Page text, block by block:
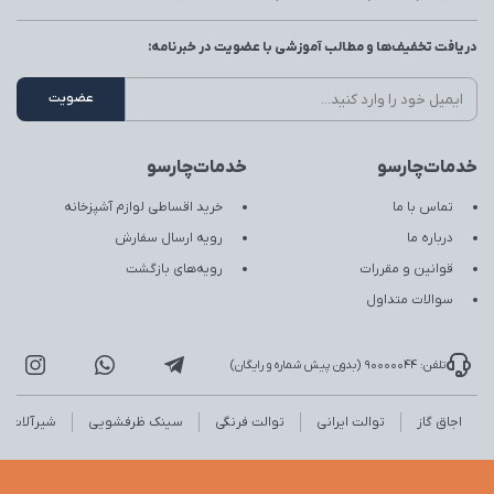
خدمات‌چارسو
تماس با ما
درباره ما
قوانین و مقررات
سوالات متداول
خدمات‌چارسو
خرید اقساطی لوازم آشپزخانه
رویه ارسال سفارش
رویه‌های بازگشت
دریافت تخفیف‌ها و مطالب آموزشی با عضویت در خبرنامه:
تلفن: 90000044 (بدون پیش شماره و رایگان)
اجاق گاز توالت ایرانی توالت فرنگی سینک ظرفشویی شیرآلات